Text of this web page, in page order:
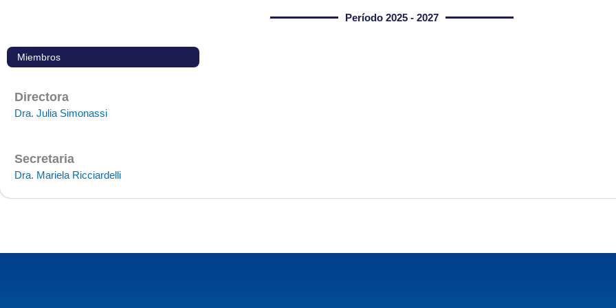
Período 2025 - 2027
Miembros
Directora
Dra. Julia Simonassi
Secretaria
Dra. Mariela Ricciardelli